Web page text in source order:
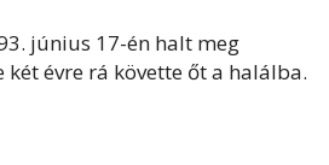
június 17-én halt meg
két évre rá követte őt a halálba.